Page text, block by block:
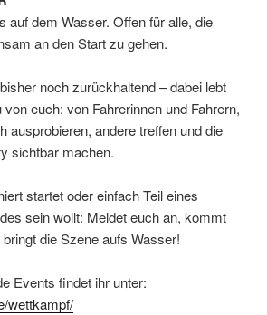
auf dem Wasser. Offen für alle, die
an den Start zu gehen.
noch zurückhaltend – dabei lebt
euch: von Fahrerinnen und Fahrern,
ausprobieren, andere treffen und die
sichtbar machen.
startet oder einfach Teil eines
sein wollt: Meldet euch an, kommt
die Szene aufs Wasser!
Events findet ihr unter:
wettkampf/